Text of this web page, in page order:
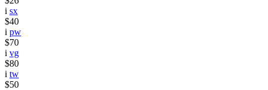
i sx
$40
i pw
$70
i vg
$80
i tw
$50